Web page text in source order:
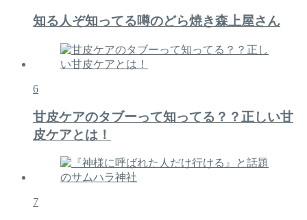
知る人ぞ知ってる噂のどら焼き森上屋さん
6
甘皮ケアのタブーって知ってる？？正しい甘
皮ケアとは！
7